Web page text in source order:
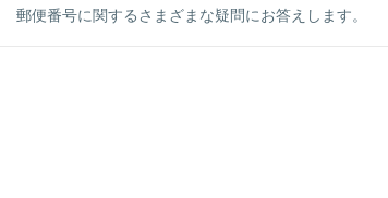
郵便番号に関するさまざまな疑問にお答えします。